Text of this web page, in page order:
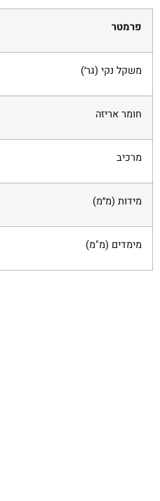
פרמטר
משקל נקי (גר׳)
חומר אריזה
מרכיב
מידות (מ׳׳מ)
מימדים (מ"מ)